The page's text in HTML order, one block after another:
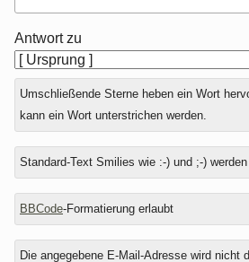
Antwort zu
Umschließende Sterne heben ein Wort
kann ein Wort unterstrichen werden.
Standard-Text Smilies wie :-) und ;-)
BBCode-Formatierung erlaubt
Die angegebene E-Mail-Adresse wird nicht